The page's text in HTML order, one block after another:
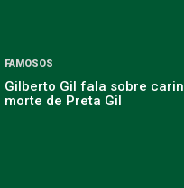
FAMOSOS
Gilberto Gil fala sobre
morte de Preta Gil